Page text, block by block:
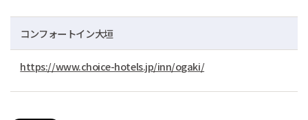
コンフォートイン大垣
https://www.choice-hotels.jp/inn/ogaki/